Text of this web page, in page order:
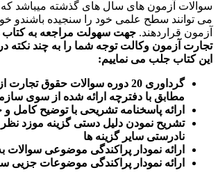
سوالات آزمون های سال های گذشته میباشد که
می توانند سطح علمی خود را سنجیده باشندو
آزمون قراردهند.
تجارت آزمون وکالت توجه شما را به چند نکته
این کتاب جلب می نماییم:
مطابق با دفترچه ارائه شده از سوی
ارائه پاسخنامه تشریحی با توضیح کامل و
تشریح نمودن دلیل دستی گزینه موزد
نادرستی سایر گزینه ها
ارائه نمودار پراکندگی موضوعی سوالات
رائه نمودار پراکندگی موضوعات جزیی